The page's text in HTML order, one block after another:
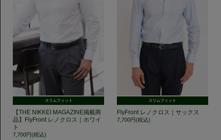
スリムフィット
【THE NIKKEI MAGAZINE掲載商
品】FlyFront レノクロス｜ホワイ
ト
7,700円(税込)
スリムフィット
FlyFront レノクロス｜サックス
7,700円(税込)